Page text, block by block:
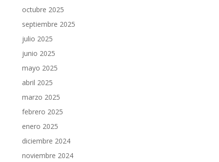
octubre 2025
septiembre 2025
julio 2025
junio 2025
mayo 2025
abril 2025
marzo 2025
febrero 2025
enero 2025
diciembre 2024
noviembre 2024